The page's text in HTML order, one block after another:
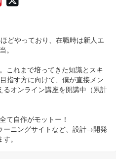
どやっており、在職時は新人エ
。
これまで培ってきた知識とスキ
指す方に向けて、僕が直接メン
オンライン講座を開講中（累計
て自作がモットー！
ーニングサイトなど、設計→開発
。